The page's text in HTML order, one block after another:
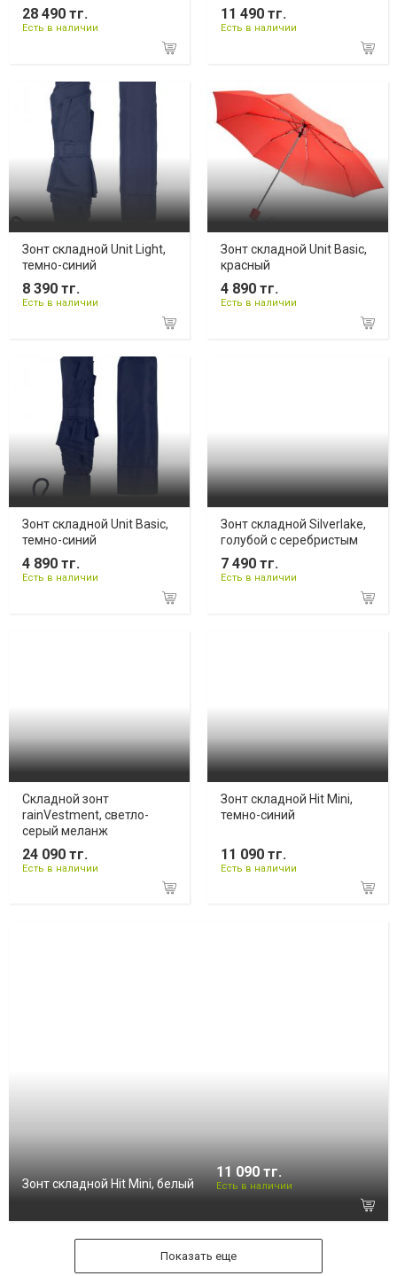
28 490 тг.
Есть в наличии
11 490 тг.
Есть в наличии
Зонт складной Unit Light,
темно-синий
8 390 тг.
Есть в наличии
Зонт складной Unit Basic,
красный
4 890 тг.
Есть в наличии
Зонт складной Unit Basic,
темно-синий
4 890 тг.
Есть в наличии
Зонт складной Silverlake,
голубой с серебристым
7 490 тг.
Есть в наличии
Складной зонт
rainVestment, светло-
серый меланж
24 090 тг.
Есть в наличии
Зонт складной Hit Mini,
темно-синий
11 090 тг.
Есть в наличии
Зонт складной Hit Mini, белый
11 090 тг.
Есть в наличии
Показать еще